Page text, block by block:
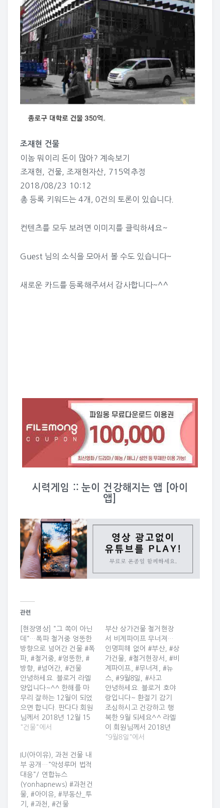
조재현 건물
이놈 뭐이리 돈이 많아? 계속보기
조재현 , 건물, 조재현자산, 715억추정
2018/08/23 10:12
총 등록 키워드는 4개, 0건의 토론이 있습니다.
컨텐츠를 모두 보려면 이미지를 클릭하세요~
Guest 님의 소식을 모아서 볼 수도 있습니다~
새로운 카드를 등록해주셔서 감사합니다~^^
시력게임 :: 눈이 건강해지는 앱 [아이
앱]
관련
[현장영상] "그 쪽이 아닌
데"…폭파 철거중 엉뚱한
방향으로 넘어간 건물 #폭
파, #철거중, #엉뚱한, #
방향, #넘어간, #건물
안녕하세요. 블로거 라엘
양입니다~^^ 한해를 마
무리 잘하는 12월이 되었
으면 합니다. 판다다 회원
님께서 2018년 12월 15
일 11시 25분에 올린 카
철거중 엉뚱한 방향으로
넘어간 건물 [현장영상]
"그 쪽이 아닌데"…폭파
철거중 엉뚱한 방향으로
넘어간 건물 [현장영상]
"그 쪽이 아닌데"…폭파
"건물"에서
부산 상가건물 철거현장
서 비계파이프 무너져…
인명피해 없어 #부산, #상
가건물, #철거현장서, #비
계파이프, #무너져, #뉴
스, #9월8일, #사고
안녕하세요. 블로거 호야
랑입니다~ 환절기 감기
조심하시고 건강하고 행
복한 9월 되세요^^ 라엘
이 회원님께서 2018년
09월 08일 18시 05분에
"9월8일"에서
IU(아이유), 과천 건물 내
부 공개…"악성루머 법적
대응"/ 연합뉴스
(Yonhapnews) #과천건
물, #아이유, #부동산_투
기, #과천, #건물